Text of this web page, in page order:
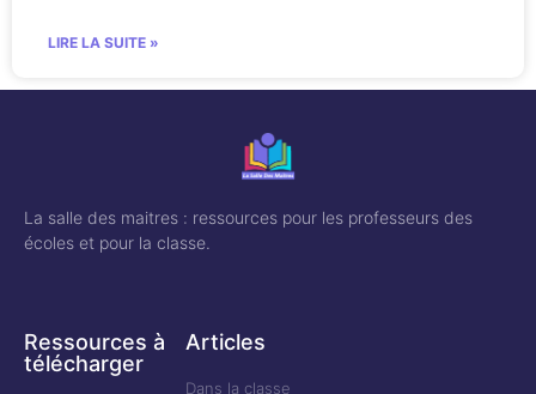
LIRE LA SUITE »
La salle des maitres : ressources pour les professeurs des
écoles et pour la classe.
Ressources à
télécharger
Articles
Dans la classe